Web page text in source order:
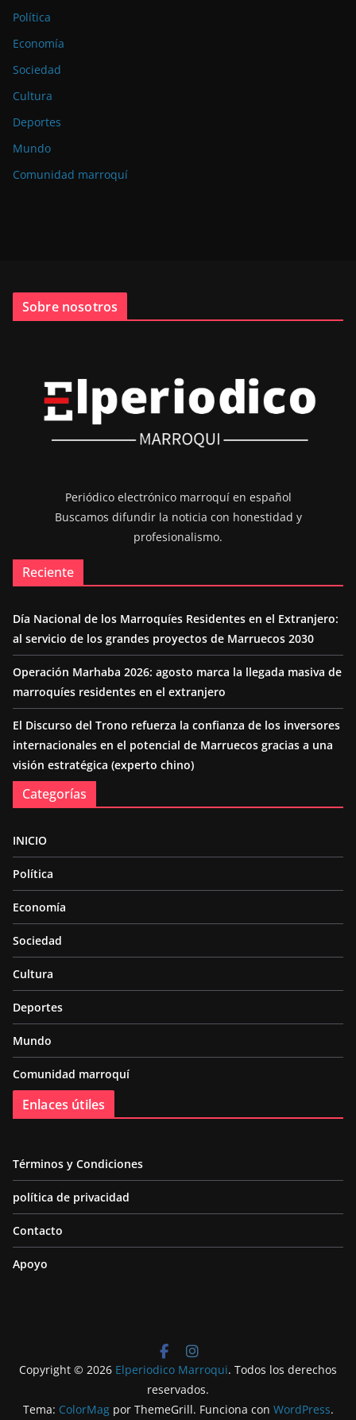
Política
Economía
Sociedad
Cultura
Deportes
Mundo
Comunidad marroquí
Sobre nosotros
Periódico electrónico marroquí en español
Buscamos difundir la noticia con honestidad y
profesionalismo.
Reciente
Día Nacional de los Marroquíes Residentes en el Extranjero:
al servicio de los grandes proyectos de Marruecos 2030
Operación Marhaba 2026: agosto marca la llegada masiva de
marroquíes residentes en el extranjero
El Discurso del Trono refuerza la confianza de los inversores
internacionales en el potencial de Marruecos gracias a una
visión estratégica (experto chino)
Categorías
INICIO
Política
Economía
Sociedad
Cultura
Deportes
Mundo
Comunidad marroquí
Enlaces útiles
Términos y Condiciones
política de privacidad
Contacto
Apoyo
Copyright © 2026 Elperiodico Marroqui. Todos los derechos
reservados.
Tema: ColorMagpor ThemeGrill. Funciona con WordPress.